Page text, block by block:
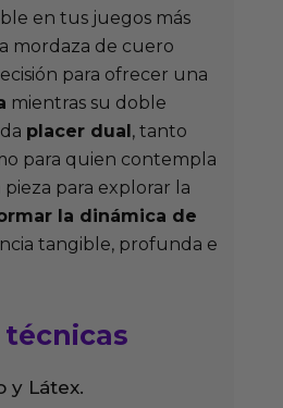
en tus juegos más
mordaza de cuero
para ofrecer una
mientras su doble
placer dual, tanto
para quien contempla
para explorar la
la dinámica de
tangible, profunda e
técnicas
y Látex.